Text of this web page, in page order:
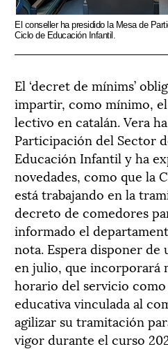
El conseller ha presidido la Mesa de
Ciclo de Educación Infantil.
El ‘decret de mínims’
impartir, como mínimo,
lectivo en catalán. Vera
Participación del Sector
Educación Infantil y ha
novedades, como que la
está trabajando en la
decreto de comedores
informado el
nota. Espera disponer
en julio, que incorporará
horario del servicio
educativa vinculada al
agilizar su tramitación
vigor durante el curso